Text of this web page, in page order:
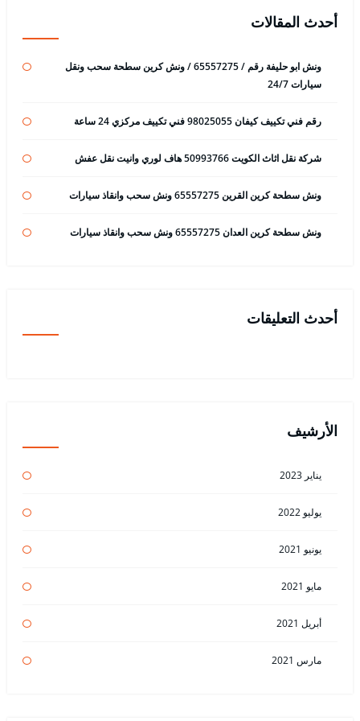
أحدث المقالات
ونش ابو حليفة رقم / 65557275 / ونش كرين سطحة سحب ونقل
سيارات 24/7
رقم فني تكييف كيفان 98025055 فني تكييف مركزي 24 ساعة
شركة نقل اثاث الكويت 50993766 هاف لوري وانيت نقل عفش
ونش سطحة كرين القرين 65557275 ونش سحب وانقاذ سيارات
ونش سطحة كرين العدان 65557275 ونش سحب وانقاذ سيارات
أحدث التعليقات
الأرشيف
يناير 2023
يوليو 2022
يونيو 2021
مايو 2021
أبريل 2021
مارس 2021